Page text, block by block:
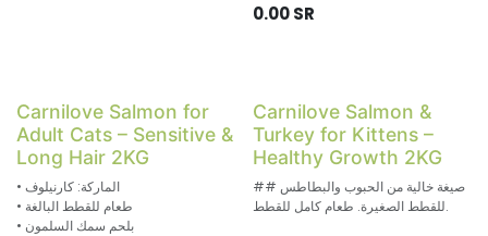
0.00SR
Carnilove Salmon for
Adult Cats – Sensitive &
Long Hair 2KG
• الماركة: كارنيلوف
• طعام للقطط البالغة
• بلحم سمك السلمون
Carnilove Salmon &
Turkey for Kittens –
Healthy Growth 2KG
## صيغة خالية من الحبوب والبطاطس
للقطط الصغيرة. طعام كامل للقطط.